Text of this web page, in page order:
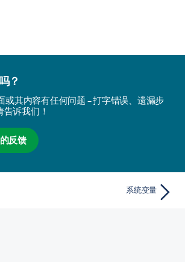
？
或其内容有任何问题 – 打字错误、遗漏步
告诉我们！
反馈
系统变量